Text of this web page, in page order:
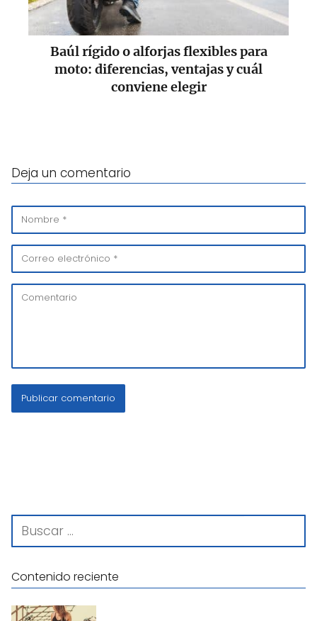
Baúl rígido o alforjas flexibles para
moto: diferencias, ventajas y cuál
conviene elegir
Deja un comentario
Contenido reciente